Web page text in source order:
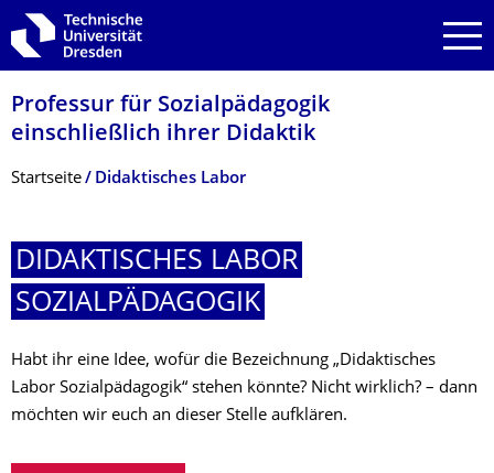
Zur Hauptnavigation springen
Zur Suche springen
Zum Inhalt springen
Professur für Sozialpädagogik
einschließlich ihrer Didaktik
Breadcrumb-Menü
Startseite Didaktisches Labor
DIDAKTISCHES LABOR
SOZIALPÄDAGOGIK
Habt ihr eine Idee, wofür die Bezeichnung „Didaktisches
Labor Sozialpädagogik“ stehen könnte? Nicht wirklich? – dann
möchten wir euch an dieser Stelle aufklären.